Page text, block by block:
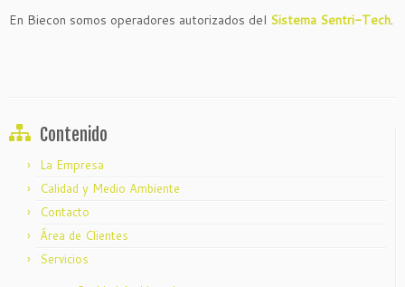
En Biecon somos operadores autorizados del Sistema Sentri-Tech.
Contenido
La Empresa
Calidad y Medio Ambiente
Contacto
Área de Clientes
Servicios